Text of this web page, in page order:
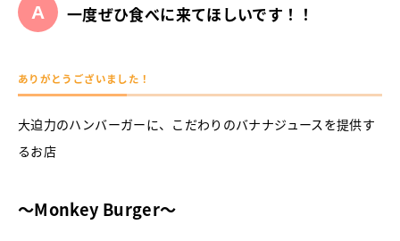
一度ぜひ食べに来てほしいです！！
ありがとうございました！
大迫力のハンバーガーに、こだわりのバナナジュースを提供す
るお店
～Monkey Burger～